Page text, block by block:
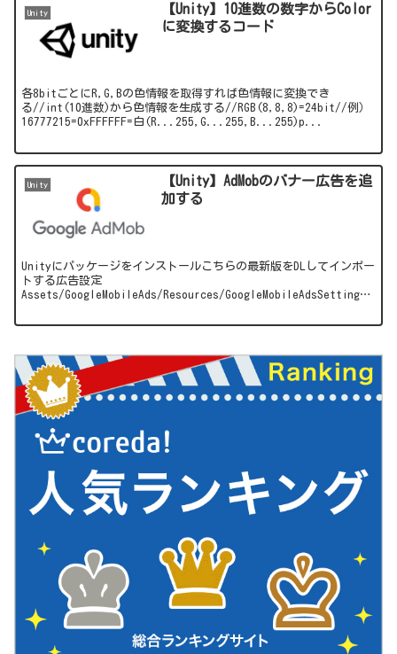
Unity
【Unity】10進数の数字からColor
に変換するコード
各8bitごとにR,G,Bの色情報を取得すれば色情報に変換でき
る//int(10進数)から色情報を生成する//RGB(8,8,8)=24bit//例）
16777215=0xFFFFFF=白(R...255,G...255,B...255)p...
Unity
【Unity】AdMobのバナー広告を追
加する
Unityにパッケージをインストールこちらの最新版をDLしてインポー
トする広告設定
Assets/GoogleMobileAds/Resources/GoogleMobileAdsSettings.